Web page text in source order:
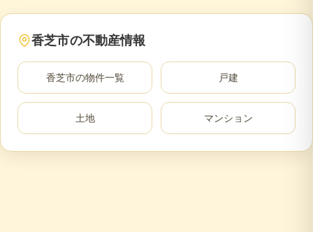
香芝市の不動産情報
香芝市の物件一覧 戸建
土地 マンション